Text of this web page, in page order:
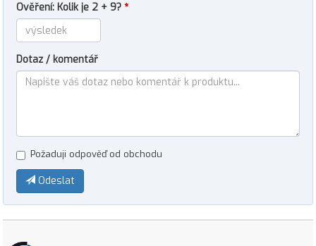
Ověření: Kolik je 2 + 9? *
Dotaz / komentář
Požaduji odpověď od obchodu
Odeslat